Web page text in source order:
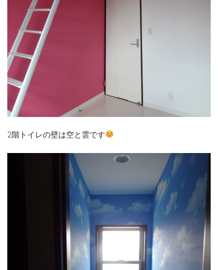
2階トイレの壁は空と雲です